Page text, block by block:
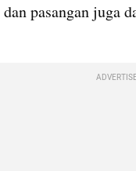
pasangan juga